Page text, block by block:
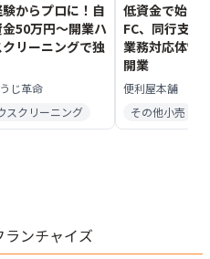
からプロに！自
金50万円～開業ハ
クリーニングで独
じ革命
スクリーニング
低資金で始め
FC、同行支援
業務対応体制
開業
便利屋本舗
その他小売
ンチャイズ